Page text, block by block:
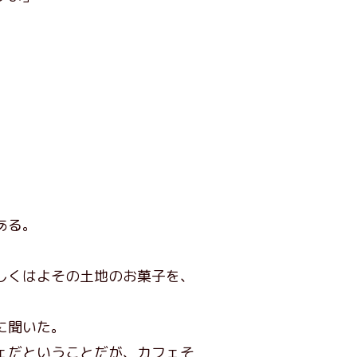
。
はよその土地のお菓子を、
いた。
ということだが、カフェそ